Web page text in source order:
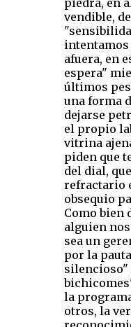
piedra, en
vendible,
intentamos
afuera, en
espera"
últimos
una forma
dejarse
el propio
vitrina
piden que
del dial,
refractario
obsequio
Como bien
alguien
sea un
por la
silencioso"
la
otros, la